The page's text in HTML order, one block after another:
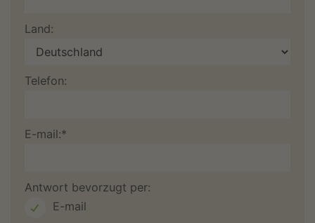
Land:
Telefon:
E-mail:*
Antwort bevorzugt per:
E-mail